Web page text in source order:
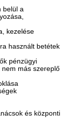
belül a
kezelése
használt betétek
pénzügyi
más szereplő
és központi